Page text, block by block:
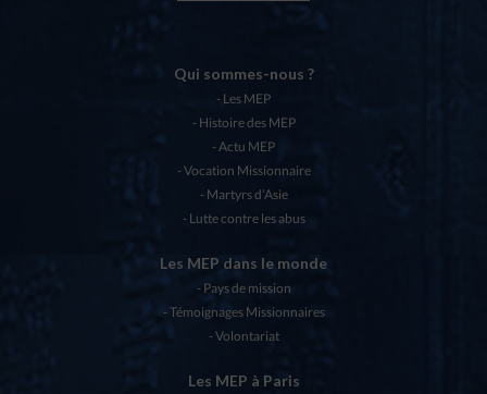
Qui sommes-nous ?
Les MEP
Histoire des MEP
Actu MEP
Vocation Missionnaire
Martyrs d’Asie
Lutte contre les abus
Les MEP dans le monde
Pays de mission
Témoignages Missionnaires
Volontariat
Les MEP à Paris